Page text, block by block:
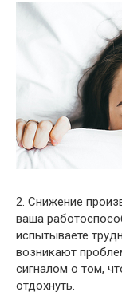
2. Снижение
ваша
испытываете
возникают
сигналом о том,
отдохнуть.